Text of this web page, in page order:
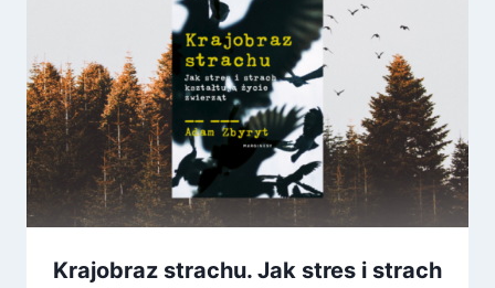
Krajobraz strachu. Jak stres i strach